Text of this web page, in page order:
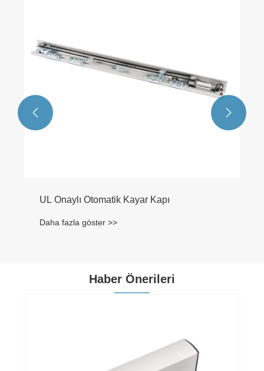
 
Haber Önerileri
ve Geleceğin Mimari Trendlerini Nasıl
Daha fazla göster >>